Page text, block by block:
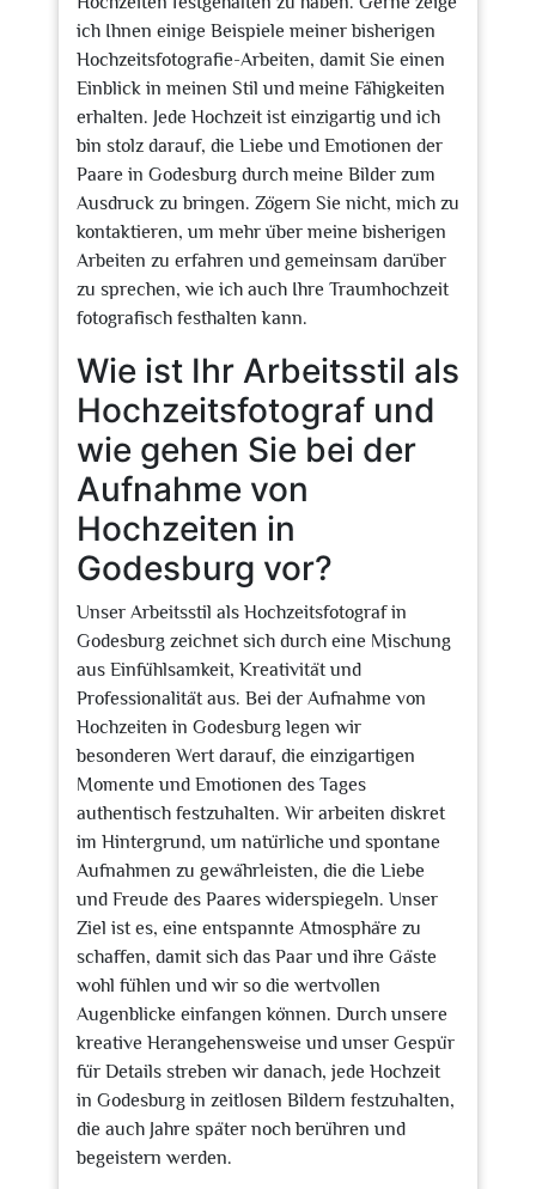
ich Ihnen einige Beispiele meiner bisherigen
Hochzeitsfotografie-Arbeiten, damit Sie einen
Einblick in meinen Stil und meine Fähigkeiten
erhalten. Jede Hochzeit ist einzigartig und ich
bin stolz darauf, die Liebe und Emotionen der
Paare in Godesburg durch meine Bilder zum
Ausdruck zu bringen. Zögern Sie nicht, mich zu
kontaktieren, um mehr über meine bisherigen
Arbeiten zu erfahren und gemeinsam darüber
zu sprechen, wie ich auch Ihre Traumhochzeit
fotografisch festhalten kann.
Wie ist Ihr Arbeitsstil als
Hochzeitsfotograf und
wie gehen Sie bei der
Aufnahme von
Hochzeiten in
Godesburg vor?
Unser Arbeitsstil als Hochzeitsfotograf in
Godesburg zeichnet sich durch eine Mischung
aus Einfühlsamkeit, Kreativität und
Professionalität aus. Bei der Aufnahme von
Hochzeiten in Godesburg legen wir
besonderen Wert darauf, die einzigartigen
Momente und Emotionen des Tages
authentisch festzuhalten. Wir arbeiten diskret
im Hintergrund, um natürliche und spontane
Aufnahmen zu gewährleisten, die die Liebe
und Freude des Paares widerspiegeln. Unser
Ziel ist es, eine entspannte Atmosphäre zu
schaffen, damit sich das Paar und ihre Gäste
wohl fühlen und wir so die wertvollen
Augenblicke einfangen können. Durch unsere
kreative Herangehensweise und unser Gespür
für Details streben wir danach, jede Hochzeit
in Godesburg in zeitlosen Bildern festzuhalten,
die auch Jahre später noch berühren und
begeistern werden.